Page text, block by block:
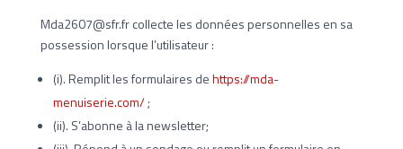
Mda2607@sfr.fr collecte les données personnelles en sa
possession lorsque l’utilisateur :
(i). Remplit les formulaires dehttps://mda-
menuiserie.com/;
(ii). S’abonne à la newsletter;